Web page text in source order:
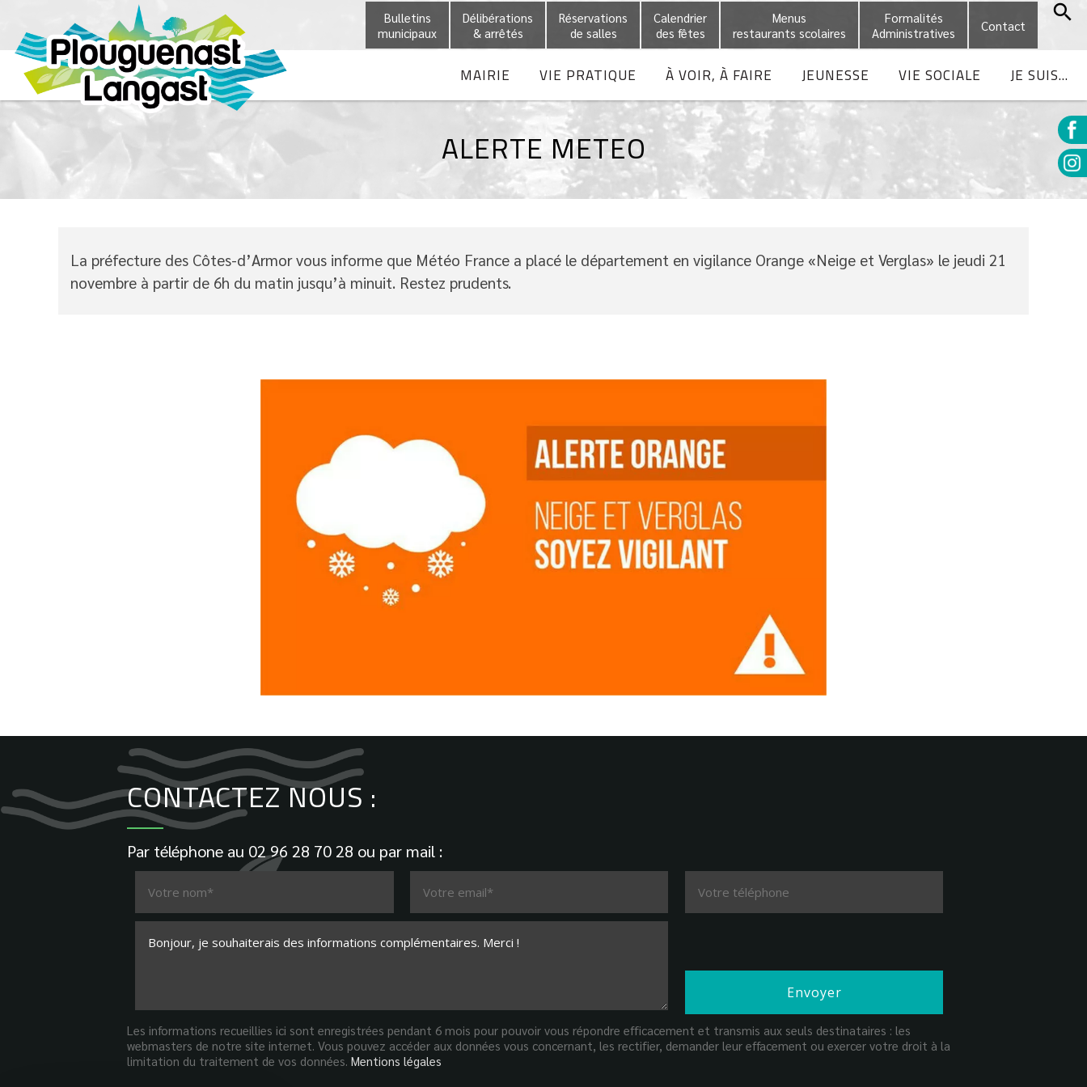
Bulletins
municipaux
Délibérations
& arrêtés
Réservations
de salles
Calendrier
des fêtes
Menus
restaurants scolaires
Formalités
Administratives
Contact
MAIRIE VIE PRATIQUE À VOIR, À FAIRE JEUNESSE VIE SOCIALE JE SUIS...
ALERTE METEO
La préfecture des Côtes-d’Armor vous informe que Météo France a placé le département en vigilance Orange «Neige et Verglas» le jeudi 21
novembre à partir de 6h du matin jusqu’à minuit. Restez prudents.
CONTACTEZ NOUS :
Par téléphone au 02 96 28 70 28 ou par mail :
Les informations recueillies ici sont enregistrées pendant 6 mois pour pouvoir vous répondre efficacement et transmis aux seuls destinataires : les
webmasters de notre site internet. Vous pouvez accéder aux données vous concernant, les rectifier, demander leur effacement ou exercer votre droit à la
limitation du traitement de vos données. Mentions légales